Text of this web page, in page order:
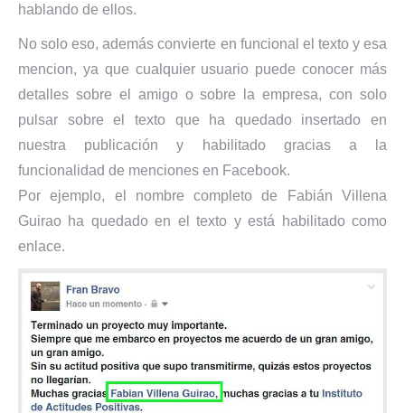
hablando de ellos.
No solo eso, además convierte en funcional el texto y esa
mencion, ya que cualquier usuario puede conocer más
detalles sobre el amigo o sobre la empresa, con solo
pulsar sobre el texto que ha quedado insertado en
nuestra publicación y habilitado gracias a la
funcionalidad de menciones en Facebook.
Por ejemplo, el nombre completo de Fabián Villena
Guirao ha quedado en el texto y está habilitado como
enlace.